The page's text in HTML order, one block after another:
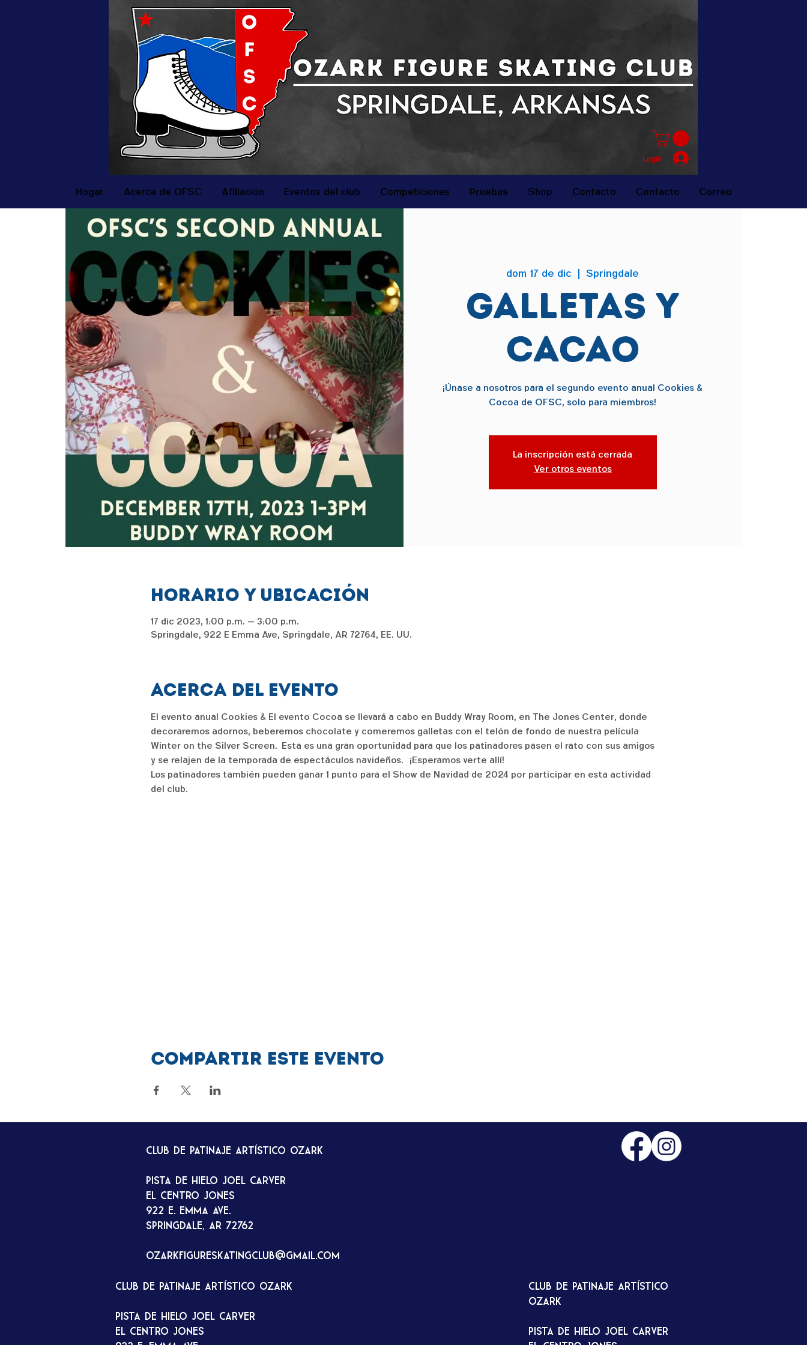
Login
Hogar Acerca de OFSC Afiliación Eventos del club Competiciones Pruebas Shop Contacto Contacto Correo
dom 17 de dic Springdale
Galletas y
Cacao
¡Únase a nosotros para el segundo evento anual Cookies &
Cocoa de OFSC, solo para miembros!
La inscripción está cerrada
Ver otros eventos
Horario y ubicación
17 dic 2023, 1:00 p.m. – 3:00 p.m.
Springdale, 922 E Emma Ave, Springdale, AR 72764, EE. UU.
Acerca del evento
El evento anual Cookies & El evento Cocoa se llevará a cabo en Buddy Wray Room, en The Jones Center, donde
decoraremos adornos, beberemos chocolate y comeremos galletas con el telón de fondo de nuestra película
Winter on the Silver Screen.  Esta es una gran oportunidad para que los patinadores pasen el rato con sus amigos
y se relajen de la temporada de espectáculos navideños.   ¡Esperamos verte allí!
Los patinadores también pueden ganar 1 punto para el Show de Navidad de 2024 por participar en esta actividad
del club.
Compartir este evento
Club de patinaje artístico Ozark
Pista de hielo Joel Carver
El Centro Jones
922 E. Emma Ave.
Springdale, AR 72762
ozarkfigureskatingclub@gmail.com
Club de patinaje artístico Ozark
Pista de hielo Joel Carver
El Centro Jones
Club de patinaje artístico
Ozark
Pista de hielo Joel Carver